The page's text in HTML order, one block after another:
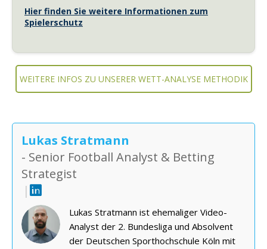
Hier finden Sie weitere Informationen zum
Spielerschutz
WEITERE INFOS ZU UNSERER WETT-ANALYSE METHODIK
Lukas Stratmann
- Senior Football Analyst & Betting
Strategist
|
Lukas Stratmann ist ehemaliger Video-
Analyst der 2. Bundesliga und Absolvent
der Deutschen Sporthochschule Köln mit